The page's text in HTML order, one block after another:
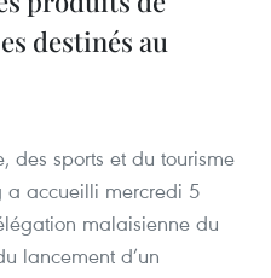
destinés au
des sports et du tourisme
accueilli mercredi 5
malaisienne du
lancement d’un